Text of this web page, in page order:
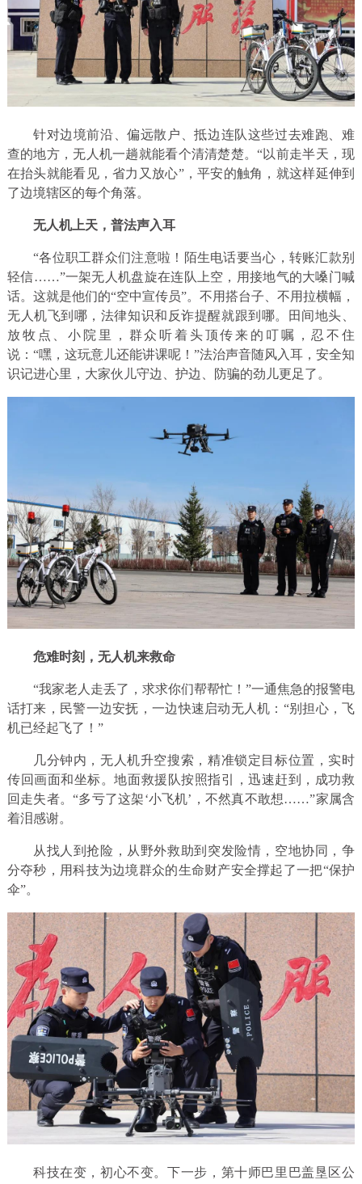
针对边境前沿、偏远散户、抵边连队这些过去难跑、难
查的地方，无人机一趟就能看个清清楚楚。“以前走半天，现
在抬头就能看见，省力又放心”，平安的触角，就这样延伸到
了边境辖区的每个角落。
无人机上天，普法声入耳
“各位职工群众们注意啦！陌生电话要当心，转账汇款别
轻信……”一架无人机盘旋在连队上空，用接地气的大嗓门喊
话。这就是他们的“空中宣传员”。不用搭台子、不用拉横幅，
无人机飞到哪，法律知识和反诈提醒就跟到哪。田间地头、
放牧点、小院里，群众听着头顶传来的叮嘱，忍不住
说：“嘿，这玩意儿还能讲课呢！”法治声音随风入耳，安全知
识记进心里，大家伙儿守边、护边、防骗的劲儿更足了。
危难时刻，无人机来救命
“我家老人走丢了，求求你们帮帮忙！”一通焦急的报警电
话打来，民警一边安抚，一边快速启动无人机：“别担心，飞
机已经起飞了！”
几分钟内，无人机升空搜索，精准锁定目标位置，实时
传回画面和坐标。地面救援队按照指引，迅速赶到，成功救
回走失者。“多亏了这架‘小飞机’，不然真不敢想……”家属含
着泪感谢。
从找人到抢险，从野外救助到突发险情，空地协同，争
分夺秒，用科技为边境群众的生命财产安全撑起了一把“保护
伞”。
科技在变，初心不变。下一步，第十师巴里巴盖垦区公